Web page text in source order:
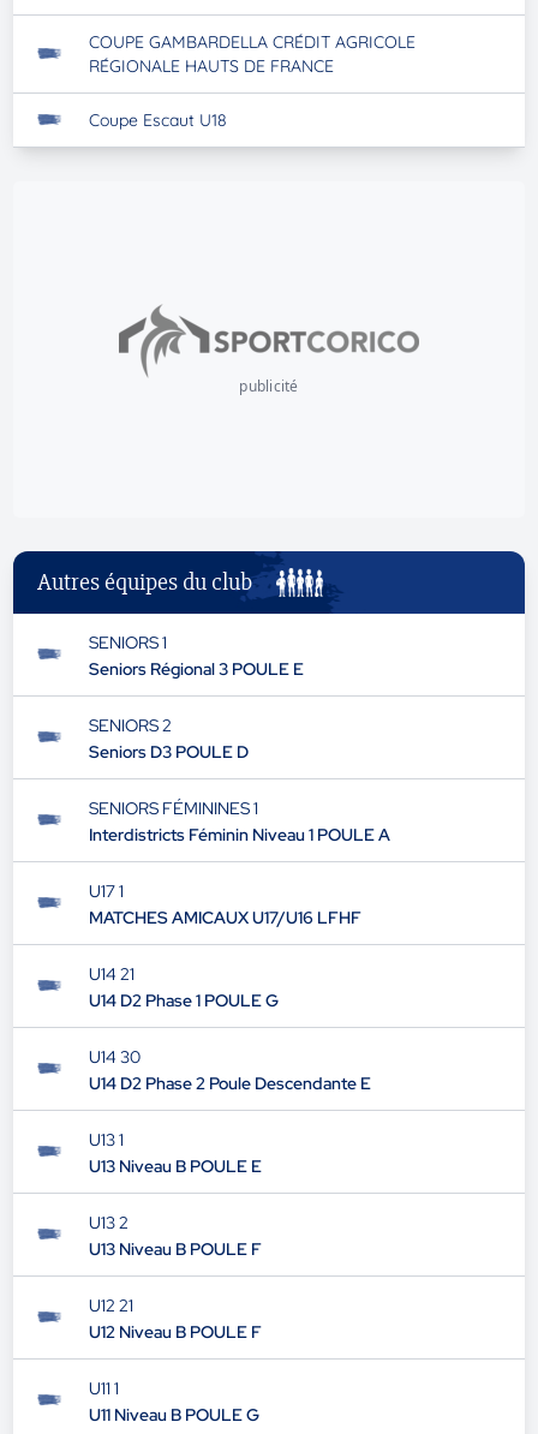
COUPE GAMBARDELLA CRÉDIT AGRICOLE
RÉGIONALE HAUTS DE FRANCE
Coupe Escaut U18
publicité
Autres équipes du club
SENIORS 1
Seniors Régional 3 POULE E
SENIORS 2
Seniors D3 POULE D
SENIORS FÉMININES 1
Interdistricts Féminin Niveau 1 POULE A
U17 1
MATCHES AMICAUX U17/U16 LFHF
U14 21
U14 D2 Phase 1 POULE G
U14 30
U14 D2 Phase 2 Poule Descendante E
U13 1
U13 Niveau B POULE E
U13 2
U13 Niveau B POULE F
U12 21
U12 Niveau B POULE F
U11 1
U11 Niveau B POULE G